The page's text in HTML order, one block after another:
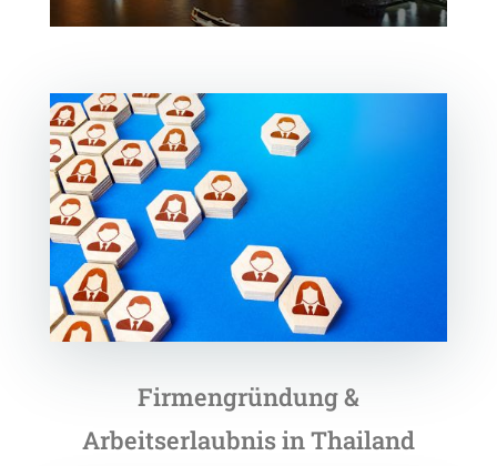
Firmengründung &
Arbeitserlaubnis in Thailand